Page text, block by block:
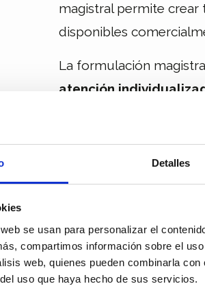
Detalles
se usan para personalizar el
compartimos información sobre el
web, quienes pueden combinarla
uso que haya hecho de sus servicios.
magistral permite crear
disponibles
La formulación
atención
Si después de leer
con la formulación
necesites. ¡Síguenos